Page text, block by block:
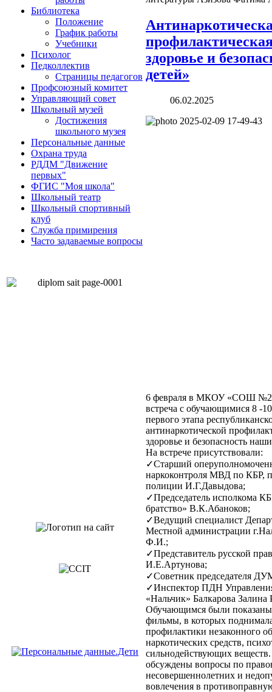
Библиотека
Положение
График работы
Учебники
Психолог
Педколлектив
Страницы педагогов
Профсоюзный комитет
Управляющий совет
Школьный музей
Достижения
школьного музея
Персональные данные
Охрана труда
РДДМ "Движение
первых"
ФГИС "Моя школа"
Школьный театр
Школьный спортивный
клуб
Служба примирения
Часто задаваемые вопросы
здоровье и
детей»
06.02.2025
6 февраля в МКОУ «СОШ
встреча с обучающимися 8 -
первого этапа
антинаркотической
здоровье и безопасность
На встрече присутствовали:
✓Старший
наркоконтроля МВД по КБР,
полиции И.Г.Давыдова;
✓Председатель исполкома
братство» В.К.Абаноков;
✓Ведущий специалист
Местной администрации
Ф.И.;
✓Представитель русской
И.Е.Артунова;
✓Советник председателя
✓Инспектор ПДН
«Нальчик» Балкарова Залина
Обучающимся были
фильмы, в которых
профилактики незаконного
наркотических средств,
сильнодействующих
обсуждены вопросы по
несовершеннолетних и
вовлечения в